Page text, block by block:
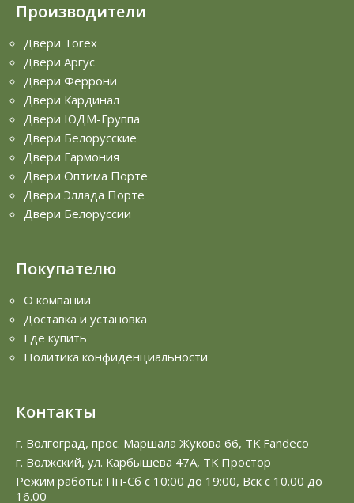
Производители
Двери Torex
Двери Аргус
Двери Феррони
Двери Кардинал
Двери ЮДМ-Группа
Двери Белорусские
Двери Гармония
Двери Оптима Порте
Двери Эллада Порте
Двери Белоруссии
Покупателю
О компании
Доставка и установка
Где купить
Политика конфиденциальности
Контакты
г. Волгоград, прос. Маршала Жукова 66, ТК Fandeco
г. Волжский, ул. Карбышева 47А, ТК Простор
Режим работы: Пн-Сб с 10:00 до 19:00, Вск с 10.00 до
16.00